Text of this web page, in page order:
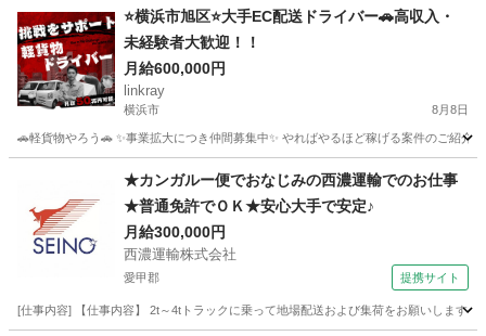
ドライバー 荷物
⭐️横浜市旭区⭐️大手EC配送ドライバー🚗高収入・
未経験者大歓迎！！
月給600,000円
linkray
横浜市 8月8日
🚗軽貨物やろう🚗 ✨事業拡大につき仲間募集中✨ やればやるほど稼げる案件のご紹
ドライバー 荷物
★カンガルー便でおなじみの西濃運輸でのお仕事
★普通免許でＯＫ★安心大手で安定♪
月給300,000円
西濃運輸株式会社
愛甲郡 提携サイト
[仕事内容] 【仕事内容】 2t～4tトラックに乗って地場配送および集荷をお願いします